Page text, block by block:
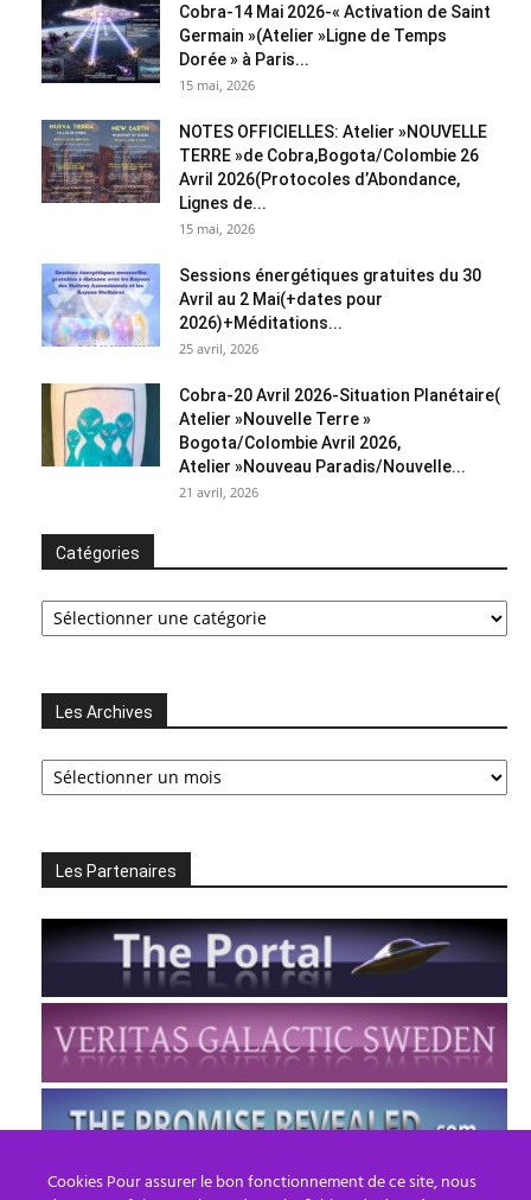
Cobra-14 Mai 2026-« Activation de Saint
Germain »(Atelier »Ligne de Temps
Dorée » à Paris...
15 mai, 2026
NOTES OFFICIELLES: Atelier »NOUVELLE
TERRE »de Cobra,Bogota/Colombie 26
Avril 2026(Protocoles d’Abondance,
Lignes de...
15 mai, 2026
Sessions énergétiques gratuites du 30
Avril au 2 Mai(+dates pour
2026)+Méditations...
25 avril, 2026
Cobra-20 Avril 2026-Situation Planétaire(
Atelier »Nouvelle Terre »
Bogota/Colombie Avril 2026,
Atelier »Nouveau Paradis/Nouvelle...
21 avril, 2026
Catégories
Catégories
Les Archives
Les
Archives
Les Partenaires
Cookies Pour assurer le bon fonctionnement de ce site, nous